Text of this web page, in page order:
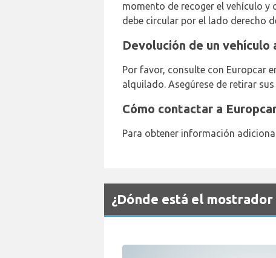
momento de recoger el vehículo
debe circular por el lado derecho
Devolución de un
Por favor, consulte con Europcar
alquilado. Asegúrese de retirar
Cómo contactar a
Para obtener información
¿Dónde está el